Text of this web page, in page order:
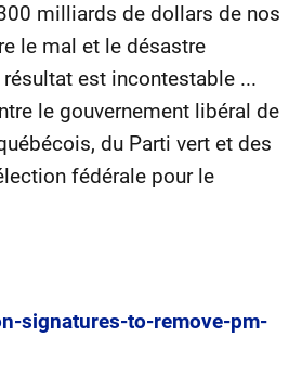
milliards de dollars de nos
le mal et le désastre
est incontestable ...
le gouvernement libéral de
du Parti vert et des
fédérale pour le
signatures-to-remove-pm-